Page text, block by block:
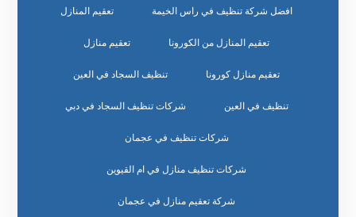
افضل شركة تنظيف في راس الخيمة تعقيم المنازل
تعقيم المنازل من الكورونا تعقيم منازل
تعقيم منازل كورونا تنظيف السجاد في العين
تنظيف في العين شركات تنظيف السجاد في دبي
شركات تنظيف في عجمان
شركات تنظيف منازل في ام القيوين
شركة تعقيم منازل في عجمان